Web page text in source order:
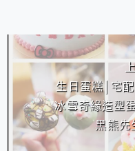
相連文章
生日蛋糕│宅
冰雪奇緣造型
黑熊先